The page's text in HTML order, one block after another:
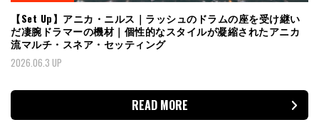
【Set Up】アニカ・ニルス｜ラッシュのドラムの座を受け継い
だ凄腕ドラマーの機材｜個性的なスタイルが凝縮されたアニカ
流マルチ・スネア・セッティング
2026.06.3 UP
READ MORE